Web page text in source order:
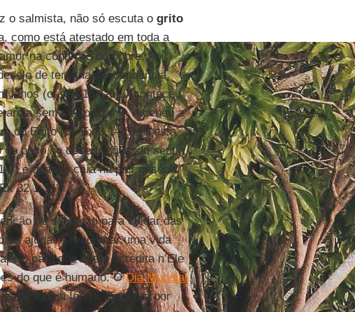
o salmista, não só escuta o grito
como está atestado em toda a
na condição do pobre. Foi
de ter uma descendência,
filhos (cf. Gn 15,1-6). Aconteceu
sem se consumir, recebeu a
do Egito (cf. Ex 3,1-15). E esta
povo no deserto: quando sentia
7) e quando caía na pior miséria,
32,1-14).
de salvação para cuidar das
ajudar a recuperar uma vida
para que quem acredita n’Ele
do que é humano. ODia Mundial
de toda a Igreja, dispersa por